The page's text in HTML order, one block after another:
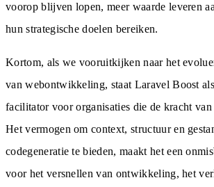
voorop blijven lopen, meer waarde leveren
hun strategische doelen bereiken.
Kortom, als we vooruitkijken naar het
van webontwikkeling, staat Laravel Boost
facilitator voor organisaties die de kracht
Het vermogen om context, structuur en
codegeneratie te bieden, maakt het een
voor het versnellen van ontwikkeling, het